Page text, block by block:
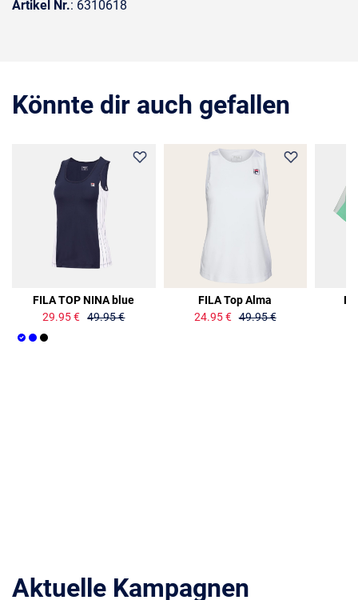
Artikel Nr.: 6310618
Könnte dir auch gefallen
FILA TOP NINA blue
29.95 € 49.95 €
FILA Top Alma
24.95 € 49.95 €
Aktuelle Kampagnen